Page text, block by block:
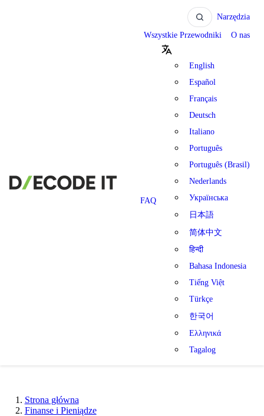
Narzędzia
Wszystkie Przewodniki O nas
FAQ
English
Español
Français
Deutsch
Italiano
Português
Português (Brasil)
Nederlands
Українська
日本語
简体中文
हिन्दी
Bahasa Indonesia
Tiếng Việt
Türkçe
한국어
Ελληνικά
Tagalog
Strona główna
Finanse i Pieniądze